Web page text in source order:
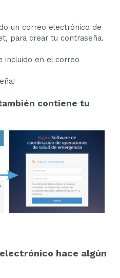
un correo electrónico de
para crear tu contraseña.
incluido en el correo
contiene tu
hace algún